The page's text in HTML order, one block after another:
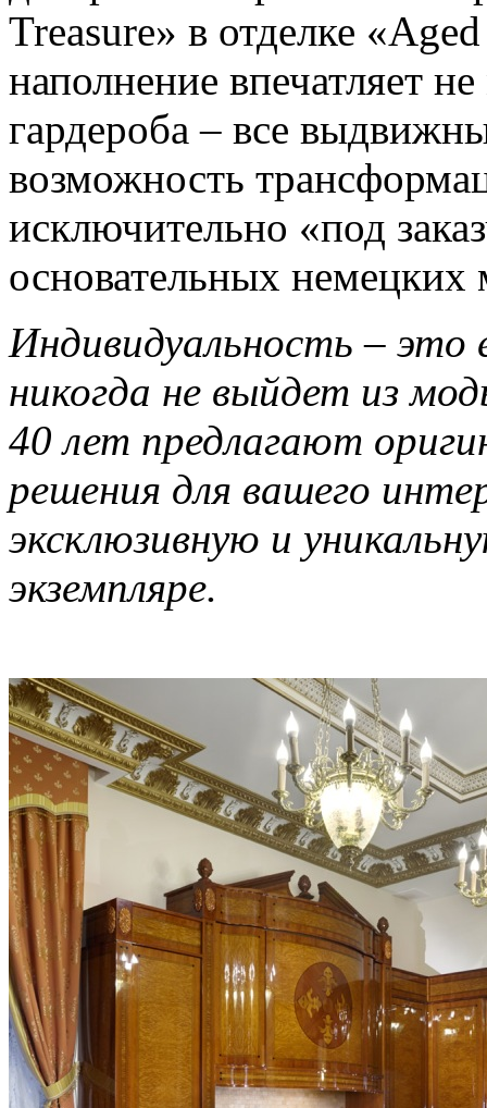
Treasure» в отделке
наполнение впечатляет
гардероба – все
возможность
исключительно «под
основательных немецких
Индивидуальность –
никогда не выйдет из
40 лет предлагают
решения для вашего
эксклюзивную и
экземпляре.